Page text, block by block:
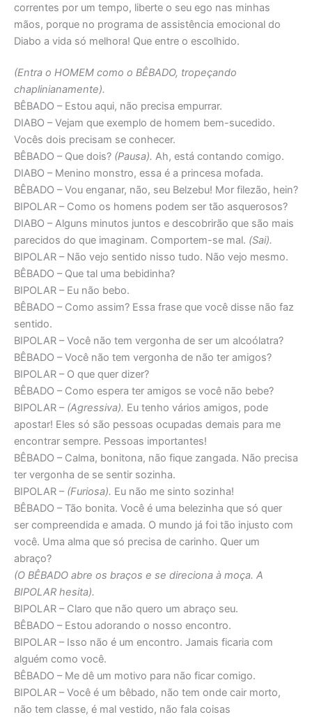
correntes por um tempo, liberte o seu ego nas minhas
mãos, porque no programa de assistência emocional do
Diabo a vida só melhora! Que entre o escolhido.
(Entra o HOMEM como o BÊBADO, tropeçando
chaplinianamente).
BÊBADO – Estou aqui, não precisa empurrar.
DIABO – Vejam que exemplo de homem bem-sucedido.
Vocês dois precisam se conhecer.
BÊBADO – Que dois? (Pausa). Ah, está contando comigo.
DIABO – Menino monstro, essa é a princesa mofada.
BÊBADO – Vou enganar, não, seu Belzebu! Mor filezão, hein?
BIPOLAR – Como os homens podem ser tão asquerosos?
DIABO – Alguns minutos juntos e descobrirão que são mais
parecidos do que imaginam. Comportem-se mal. (Sai).
BIPOLAR – Não vejo sentido nisso tudo. Não vejo mesmo.
BÊBADO – Que tal uma bebidinha?
BIPOLAR – Eu não bebo.
BÊBADO – Como assim? Essa frase que você disse não faz
sentido.
BIPOLAR – Você não tem vergonha de ser um alcoólatra?
BÊBADO – Você não tem vergonha de não ter amigos?
BIPOLAR – O que quer dizer?
BÊBADO – Como espera ter amigos se você não bebe?
BIPOLAR – (Agressiva). Eu tenho vários amigos, pode
apostar! Eles só são pessoas ocupadas demais para me
encontrar sempre. Pessoas importantes!
BÊBADO – Calma, bonitona, não fique zangada. Não precisa
ter vergonha de se sentir sozinha.
BIPOLAR – (Furiosa). Eu não me sinto sozinha!
BÊBADO – Tão bonita. Você é uma belezinha que só quer
ser compreendida e amada. O mundo já foi tão injusto com
você. Uma alma que só precisa de carinho. Quer um
abraço?
(O BÊBADO abre os braços e se direciona à moça. A
BIPOLAR hesita).
BIPOLAR – Claro que não quero um abraço seu.
BÊBADO – Estou adorando o nosso encontro.
BIPOLAR – Isso não é um encontro. Jamais ficaria com
alguém como você.
BÊBADO – Me dê um motivo para não ficar comigo.
BIPOLAR – Você é um bêbado, não tem onde cair morto,
não tem classe, é mal vestido, não fala coisas